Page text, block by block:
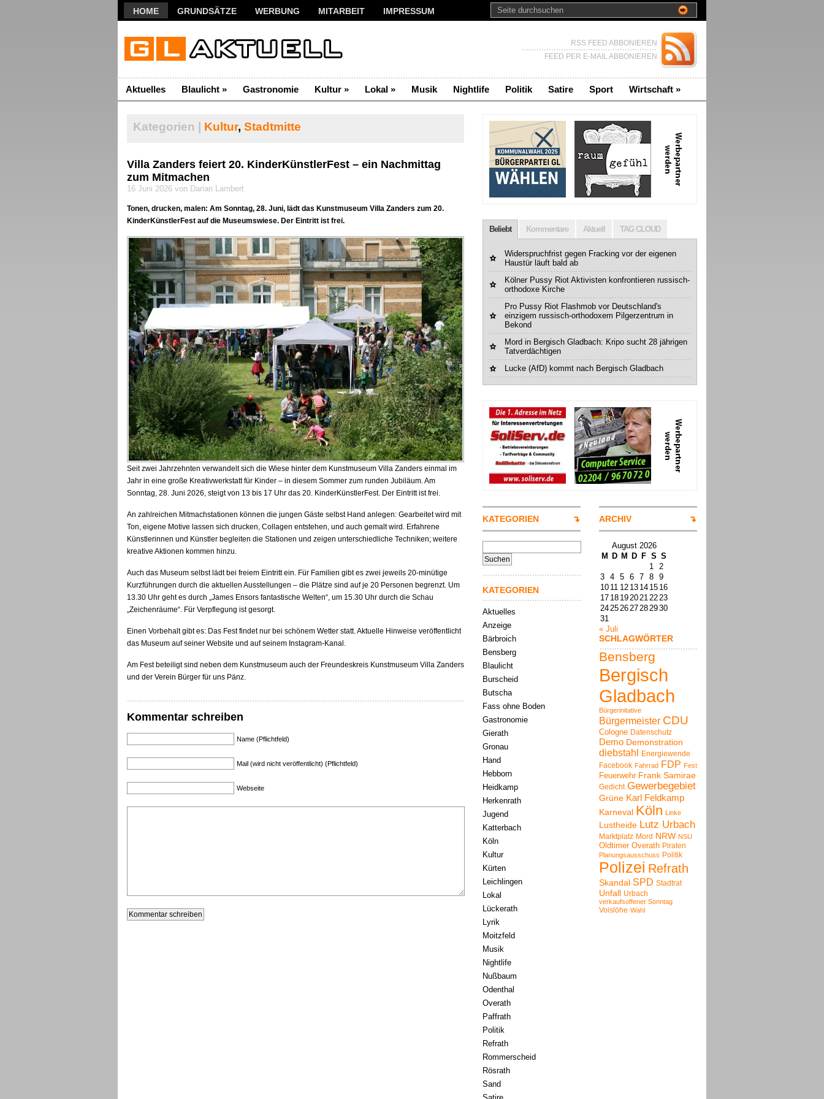
HOME GRUNDSÄTZE WERBUNG MITARBEIT IMPRESSUM
RSS FEED ABBONIEREN
FEED PER E-MAIL ABBONIEREN
Aktuelles Blaulicht » Gastronomie Kultur » Lokal » Musik Nightlife Politik Satire Sport Wirtschaft »
Kategorien | Kultur, Stadtmitte
Villa Zanders feiert 20. KinderKünstlerFest – ein Nachmittag
zum Mitmachen
16 Juni 2026 von Darian Lambert
Tonen, drucken, malen: Am Sonntag, 28. Juni, lädt das Kunstmuseum Villa Zanders zum 20.
KinderKünstlerFest auf die Museumswiese. Der Eintritt ist frei.
Seit zwei Jahrzehnten verwandelt sich die Wiese hinter dem Kunstmuseum Villa Zanders einmal im
Jahr in eine große Kreativwerkstatt für Kinder – in diesem Sommer zum runden Jubiläum. Am
Sonntag, 28. Juni 2026, steigt von 13 bis 17 Uhr das 20. KinderKünstlerFest. Der Eintritt ist frei.
An zahlreichen Mitmachstationen können die jungen Gäste selbst Hand anlegen: Gearbeitet wird mit
Ton, eigene Motive lassen sich drucken, Collagen entstehen, und auch gemalt wird. Erfahrene
Künstlerinnen und Künstler begleiten die Stationen und zeigen unterschiedliche Techniken; weitere
kreative Aktionen kommen hinzu.
Auch das Museum selbst lädt bei freiem Eintritt ein. Für Familien gibt es zwei jeweils 20-minütige
Kurzführungen durch die aktuellen Ausstellungen – die Plätze sind auf je 20 Personen begrenzt. Um
13.30 Uhr geht es durch „James Ensors fantastische Welten“, um 15.30 Uhr durch die Schau
„Zeichenräume“. Für Verpflegung ist gesorgt.
Einen Vorbehalt gibt es: Das Fest findet nur bei schönem Wetter statt. Aktuelle Hinweise veröffentlicht
das Museum auf seiner Website und auf seinem Instagram-Kanal.
Am Fest beteiligt sind neben dem Kunstmuseum auch der Freundeskreis Kunstmuseum Villa Zanders
und der Verein Bürger für uns Pänz.
Kommentar schreiben
Name (Pflichtfeld)
Mail (wird nicht veröffentlicht) (Pflichtfeld)
Webseite
Beliebt Kommentare Aktuell TAG CLOUD
Widerspruchfrist gegen Fracking vor der eigenen
Haustür läuft bald ab
Kölner Pussy Riot Aktivisten konfrontieren russisch-
orthodoxe Kirche
Pro Pussy Riot Flashmob vor Deutschland's
einzigem russisch-orthodoxem Pilgerzentrum in
Bekond
Mord in Bergisch Gladbach: Kripo sucht 28 jährigen
Tatverdächtigen
Lucke (AfD) kommt nach Bergisch Gladbach
KATEGORIEN
nach:
KATEGORIEN
Aktuelles
Anzeige
Bärbroich
Bensberg
Blaulicht
Burscheid
Butscha
Fass ohne Boden
Gastronomie
Gierath
Gronau
Hand
Hebborn
Heidkamp
Herkenrath
Jugend
Katterbach
Köln
Kultur
Kürten
Leichlingen
Lokal
Lückerath
Lyrik
Moitzfeld
Musik
Nightlife
Nußbaum
Odenthal
Overath
Paffrath
Politik
Refrath
Rommerscheid
Rösrath
Sand
ARCHIV
August 2026
M
D M D F S S
1 2
3 4 5 6 7 8 9
10 11 12 13 14 15 16
17 18 1920212223
24252627282930
31
« Juli
SCHLAGWÖRTER
Bensberg
Bergisch
Gladbach
Bürgerinitative
Bürgermeister CDU
Cologne Datenschutz
Demo Demonstration
diebstahl Energiewende
Facebook Fahrrad FDP Fest
Feuerwehr Frank Samirae
Gedicht Gewerbegebiet
Grüne Karl Feldkamp
Karneval Köln Linke
Lustheide Lutz Urbach
Marktplatz Mord NRW NSU
Oldtimer Overath Piraten
Planungsausschuss Politik
Polizei Refrath
Skandal SPD Stadtrat
Unfall Urbach
verkaufsoffener Sonntag
Voislöhe Wahl